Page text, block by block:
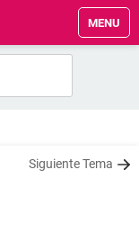
MENU
Siguiente Tema